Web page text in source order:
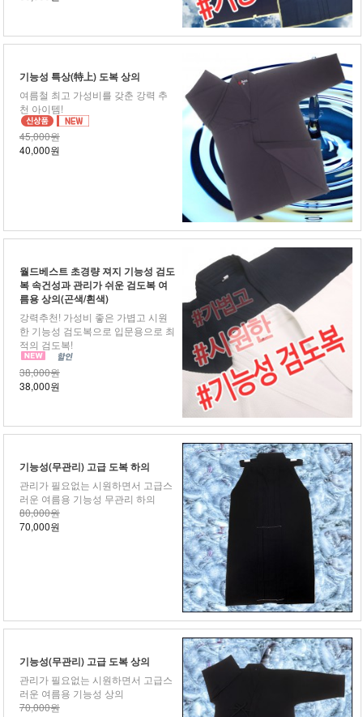
기능성 특상(特上) 도복 상의
여름철 최고 가성비를 갖춘 강력 추
천 아이템!
45,000원
40,000원
월드베스트 초경량 져지 기능성 검도
복 속건성과 관리가 쉬운 검도복 여
름용 상의(곤색/흰색)
강력추천! 가성비 좋은 가볍고 시원
한 기능성 검도복으로 입문용으로 최
적의 검도복!
38,000원
38,000원
기능성(무관리) 고급 도복 하의
관리가 필요없는 시원하면서 고급스
러운 여름용 기능성 무관리 하의
80,000원
70,000원
기능성(무관리) 고급 도복 상의
관리가 필요없는 시원하면서 고급스
러운 여름용 기능성 상의
70,000원